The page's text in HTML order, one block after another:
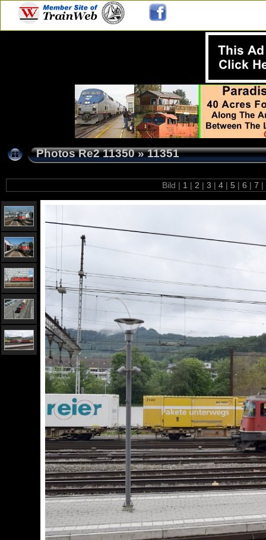
Photos Re2 11350»11351
Bild | 1 | 2 | 3 | 4 | 5 | 6 | 7 |